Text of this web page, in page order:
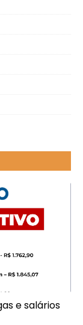
e salários